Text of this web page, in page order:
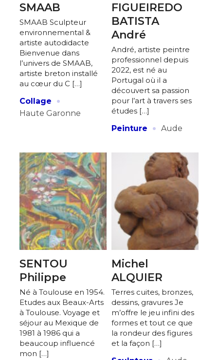
SMAAB
SMAAB Sculpteur
environnemental &
artiste autodidacte
Bienvenue dans
l’univers de SMAAB,
artiste breton installé
au cœur du C […]
Collage
·
Haute Garonne
FIGUEIREDO
BATISTA
André
André, artiste peintre
professionnel depuis
2022, est né au
Portugal où il a
découvert sa passion
pour l’art à travers ses
études […]
Peinture
· Aude
SENTOU
Philippe
Né à Toulouse en 1954.
Etudes aux Beaux-Arts
à Toulouse. Voyage et
séjour au Mexique de
1981 à 1986 qui a
beaucoup influencé
mon […]
Michel
ALQUIER
Terres cuites, bronzes,
dessins, gravures Je
m’offre le jeu infini des
formes et tout ce que
la rondeur des figures
et la façon […]